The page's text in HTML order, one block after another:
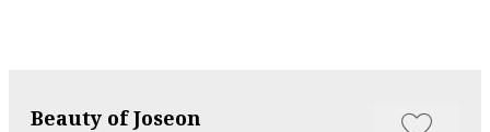
Beauty of Joseon